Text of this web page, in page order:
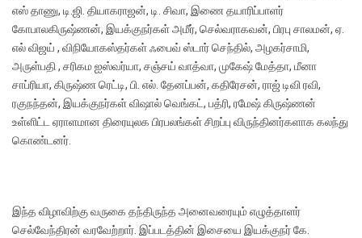
எஸ் தாணு, டி.ஜி. தியாகராஜன், டி. சிவா, இணை தயாரிப்பாளர்
கோபாலகிருஷ்ணன், இயக்குநர்கள் அமீர், செல்வராகவன், பிரபு சாலமன், ஏ.
எல் விஜய் , விநியோகஸ்தர்கள் ஃபைவ் ஸ்டார் செந்தில், அழகர்சாமி,
அருள்பதி , சரிகம ஐஸ்வர்யா, சஞ்சய் வாத்வா, முகேஷ் மேத்தா, மீனா
சாப்ரியா, கிருஷ்ண ரெட்டி, பி. எல். தேனப்பன், கதிரேசன், ராஜ் டிவி ரவி,
ரகுநந்தன், இயக்குநர்கள் விஷால் வெங்கட், பத்ரி, ரமேஷ் கிருஷ்ணன்
உள்ளிட்ட ஏராளமான திரையுலக பிரபலங்கள் சிறப்பு விருந்தினர்களாக கலந்து
கொண்டனர்.
இந்த விழாவிற்கு வருகை தந்திருந்த அனைவரையும் எழுத்தாளர்
செல்வேந்திரன் வரவேற்றார். இப்படத்தின் இசையை இயக்குநர் கே.